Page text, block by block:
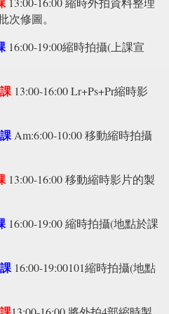
次修圖。
16:00-19:00縮時拍攝(上課宣
13:00-16:00 Lr+Ps+Pr縮時影
Am:6:00-10:00 移動縮時拍攝
13:00-16:00 移動縮時影片的製
16:00-19:00 縮時拍攝(地點於課
16:00-19:00101縮時拍攝(地點